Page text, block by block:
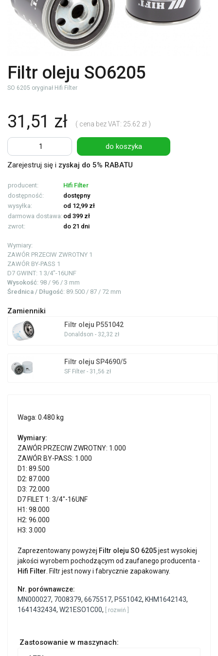
Filtr oleju SO6205
SO 6205 oryginał Hifi Filter
31,51 zł ( cena bez VAT: 25.62 zł )
do koszyka
Zarejestruj się i zyskaj do 5% RABATU
producent:
Hifi Filter
dostępność:
dostępny
wysyłka:
od 12,99 zł
darmowa dostawa: od 399 zł
zwrot:
do 21 dni
Wymiary:
ZAWÓR PRZECIW ZWROTNY 1
ZAWÓR BY-PASS 1
D7 GWINT: 1 3/4"-16UNF
Wysokość: 98 / 96 / 3 mm
Średnica / Długość: 89.500 / 87 / 72 mm
Zamienniki
Filtr oleju P551042
Donaldson - 32,32 zł
Filtr oleju SP4690/5
SF Filter - 31,56 zł
Waga: 0.480 kg
Wymiary:
ZAWÓR PRZECIW ZWROTNY: 1.000
ZAWÓR BY-PASS: 1.000
D1: 89.500
D2: 87.000
D3: 72.000
D7 FILET 1: 3/4"-16UNF
H1: 98.000
H2: 96.000
H3: 3.000
Zaprezentowany powyżej Filtr oleju SO 6205jest wysokiej
jakości wyrobem pochodzącym od zaufanego producenta -
Hifi Filter . Filtr jest nowy i fabrycznie zapakowany.
Nr. porównawcze:
MN000027, 7008379, 6675517, P551042, KHM1642143,
1641432434, W21ESO1C00, [ rozwiń ]
Zastosowanie w maszynach: